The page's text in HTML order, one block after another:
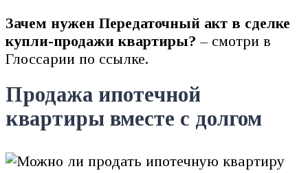
Зачем нужен Передаточный акт в сделке
купли-продажи квартиры? – смотри в
Глоссарии по ссылке.
Продажа ипотечной
квартиры вместе с долгом